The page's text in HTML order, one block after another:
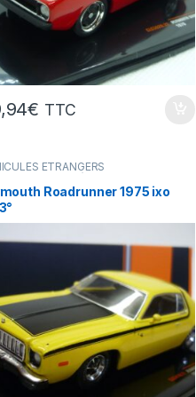
€ TTC
ÉTRANGERS
...)
Roadrunner 1975 ixo